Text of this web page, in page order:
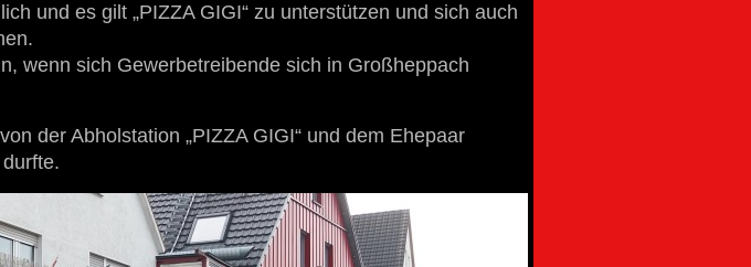
und es gilt „PIZZA GIGI“ zu unterstützen und sich auch
wenn sich Gewerbetreibende sich in Großheppach
der Abholstation „PIZZA GIGI“ und dem Ehepaar